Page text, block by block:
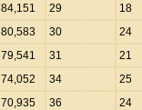
84,151 29
18
80,583 30
24
79,541 31
21
74,052 34
25
70,935 36
24